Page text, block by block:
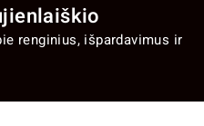
renginius, išpardavimus ir